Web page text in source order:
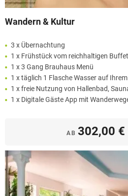
Wandern & Kultur
3 x Übernachtung
1 x Frühstück vom reichhaltigen
1 x 3 Gang Brauhaus Menü
1 x täglich 1 Flasche Wasser auf
1 x freie Nutzung von Hallenbad,
1 x Digitale Gäste App mit
AB 302,00 €